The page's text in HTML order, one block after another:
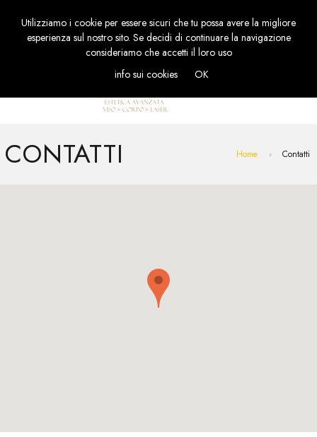
CONTATTI Home Contatti
Utilizziamo i cookie per essere sicuri che tu possa avere la migliore
esperienza sul nostro sito. Se decidi di continuare la navigazione
consideriamo che accetti il loro uso
info sui cookies
OK